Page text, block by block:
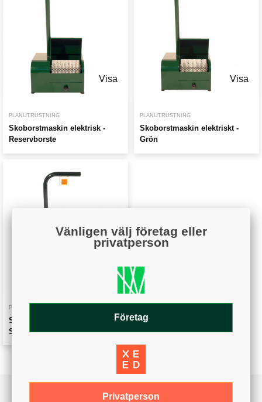
Visa
PLANUTRUSTNING
Skoborstmaskin elektrisk -
Reservborste
Visa
PLANUTRUSTNING
Skoborstmaskin elektriskt -
Grön
Visa
PLANUTRUSTNING
Skoborstmaskin elektriskt -
Svart
Vänligen välj företag eller
privatperson
Företag
Privatperson